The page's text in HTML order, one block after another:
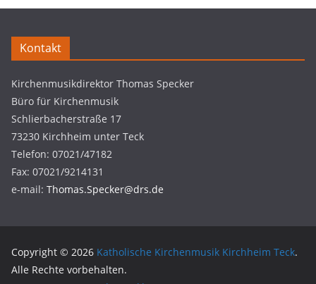
Kontakt
Kirchenmusikdirektor Thomas Specker
Büro für Kirchenmusik
Schlierbacherstraße 17
73230 Kirchheim unter Teck
Telefon: 07021/47182
Fax: 07021/9214131
e-mail: Thomas.Specker@drs.de
Copyright © 2026 Katholische Kirchenmusik Kirchheim Teck.
Alle Rechte vorbehalten.